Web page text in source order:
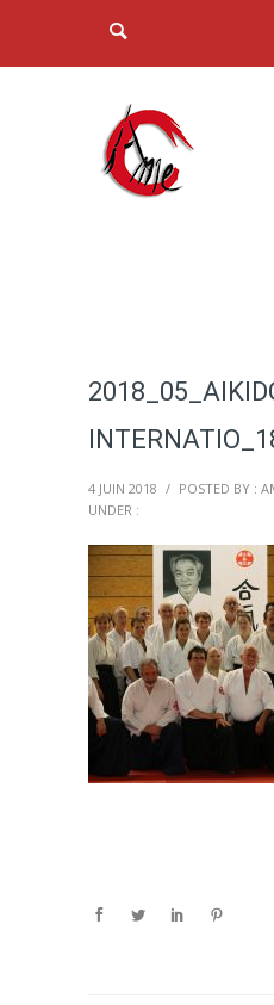
4 JUIN 2018 / POSTED BY :
UNDER :